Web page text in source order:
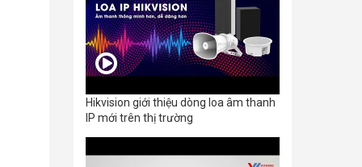
Hikvision giới thiệu dòng loa âm thanh
IP mới trên thị trường